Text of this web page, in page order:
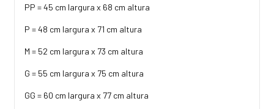
PP = 45 cm largura x 68 cm altura
P = 48 cm largura x 71 cm altura
M = 52 cm largura x 73 cm altura
G = 55 cm largura x 75 cm altura
GG = 60 cm largura x 77 cm altura